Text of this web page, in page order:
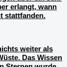
erlangt, wann
stattfanden.
weiter als
Das Wissen